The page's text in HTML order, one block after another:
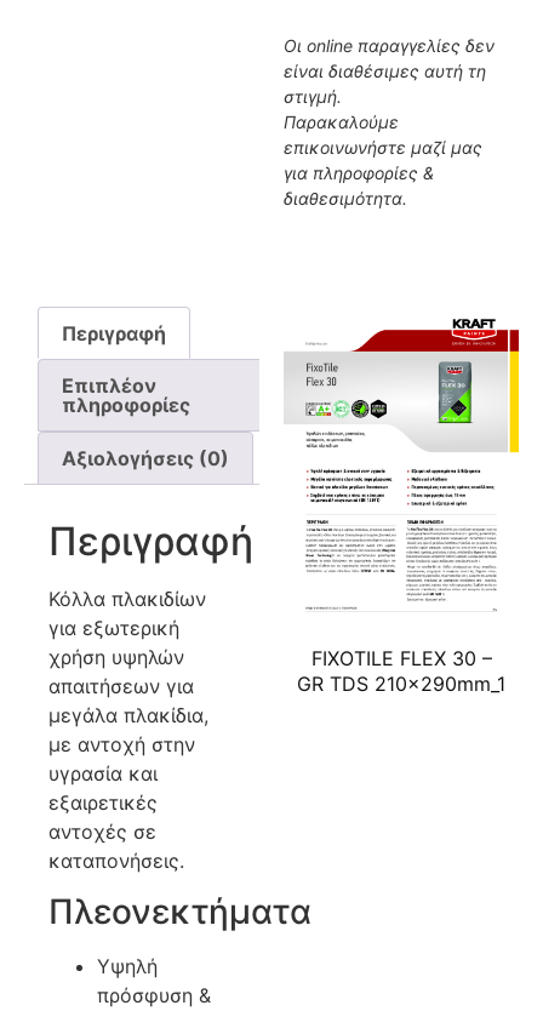
Οι online παραγγελίες δεν
είναι διαθέσιμες αυτή τη
στιγμή.
Παρακαλούμε
επικοινωνήστε μαζί μας
για πληροφορίες &
διαθεσιμότητα.
Περιγραφή
Επιπλέον
πληροφορίες
Αξιολογήσεις (0)
Περιγραφή
Κόλλα πλακιδίων
για εξωτερική
χρήση υψηλών
απαιτήσεων για
μεγάλα πλακίδια,
με αντοχή στην
υγρασία και
εξαιρετικές
αντοχές σε
καταπονήσεις.
Πλεονεκτήματα
Υψηλή
πρόσφυση &
FIXOTILE FLEX 30 –
GR TDS 210x290mm_1